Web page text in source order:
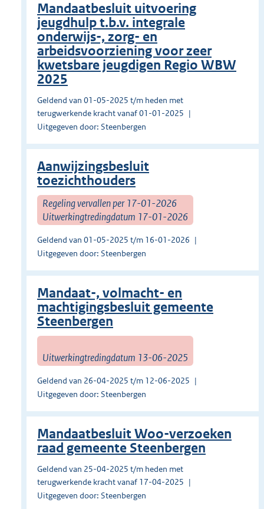
Mandaatbesluit uitvoering
jeugdhulp t.b.v. integrale
onderwijs-, zorg- en
arbeidsvoorziening voor zeer
kwetsbare jeugdigen Regio WBW
2025
Geldend van 01-05-2025 t/m heden met
terugwerkende kracht vanaf 01-01-2025
Uitgegeven door: Steenbergen
Aanwijzingsbesluit
toezichthouders
Regeling vervallen per 17-01-2026
Uitwerkingtredingdatum 17-01-2026
Geldend van 01-05-2025 t/m 16-01-2026
Uitgegeven door: Steenbergen
Mandaat-, volmacht- en
machtigingsbesluit gemeente
Steenbergen
Uitwerkingtredingdatum 13-06-2025
Geldend van 26-04-2025 t/m 12-06-2025
Uitgegeven door: Steenbergen
Mandaatbesluit Woo-verzoeken
raad gemeente Steenbergen
Geldend van 25-04-2025 t/m heden met
terugwerkende kracht vanaf 17-04-2025
Uitgegeven door: Steenbergen